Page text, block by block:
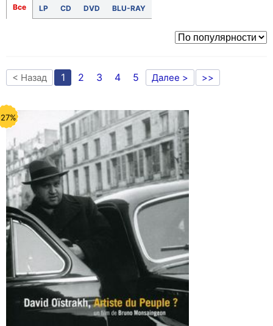
Все LP CD DVD BLU-RAY
< Назад 1 2 3 4 5 Далее > >>